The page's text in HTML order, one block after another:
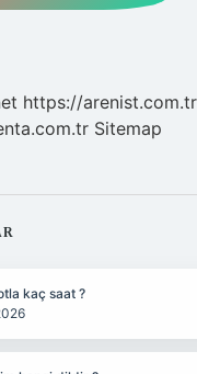
https://arenist.com.tr
Sitemap
kaç saat ?